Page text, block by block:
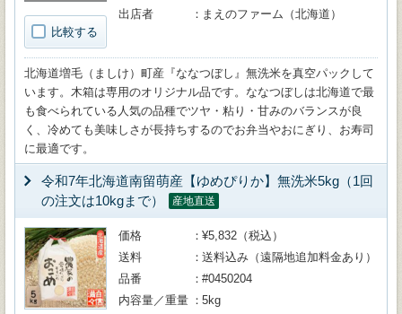
比較する
出店者
まえのファーム（北海道）
北海道増毛（ましけ）町産『ななつぼし』無洗米を真空パックして
います。木箱は専用のオリジナル品です。ななつぼしは北海道で最
も食べられている人気の品種でツヤ・粘り・甘みのバランスが良
く、冷めても美味しさが長持ちするのでお弁当やおにぎり、お寿司
に最適です。
令和7年北海道南留萌産【ゆめぴりか】無洗米5kg（1回
の注文は10kgまで）
産地直送
価格
¥5,832（税込）
送料
送料込み（遠隔地追加料金あり）
品番
#0450204
内容量／重量
5kg